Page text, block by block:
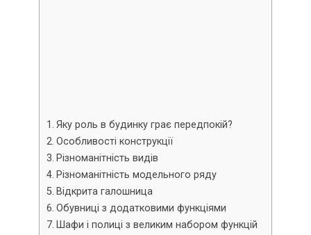
Яку роль в будинку грає передпокій?
Особливості конструкції
Різноманітність видів
Різноманітність модельного ряду
Відкрита галошница
Обувниці з додатковими функціями
Шафи і полиці з великим набором функцій